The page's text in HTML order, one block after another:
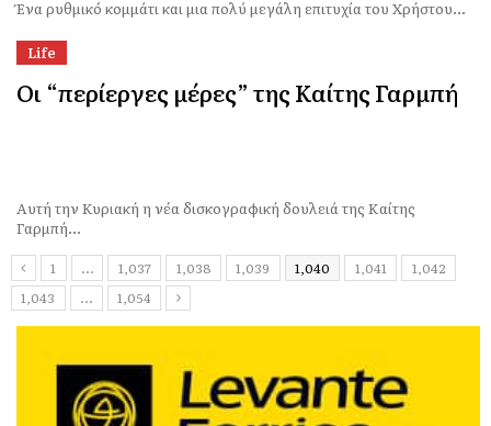
Ένα ρυθμικό κομμάτι και μια πολύ μεγάλη επιτυχία του Χρήστου...
Life
Οι “περίεργες μέρες” της Καίτης Γαρμπή
Αυτή την Κυριακή η νέα δισκογραφική δουλειά της Καίτης
Γαρμπή...
1 … 1,037 1,038 1,039 1,040 1,041
1,042
1,043
… 1,054